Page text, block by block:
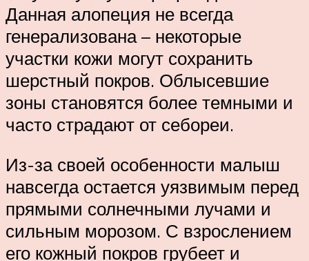
Данная алопеция не всегда
генерализована – некоторые
участки кожи могут сохранить
шерстный покров. Облысевшие
зоны становятся более темными и
часто страдают от себореи.
Из-за своей особенности малыш
навсегда остается уязвимым перед
прямыми солнечными лучами и
сильным морозом. С взрослением
его кожный покров грубеет и